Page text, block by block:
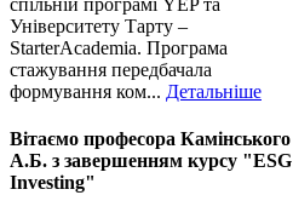
спільній програмі YEP та
Університету Тарту –
StarterAcademia. Програма
стажування передбачала
формування ком... Детальніше
Вітаємо професора Камінського
А.Б. з завершенням курсу "ESG
Investing"